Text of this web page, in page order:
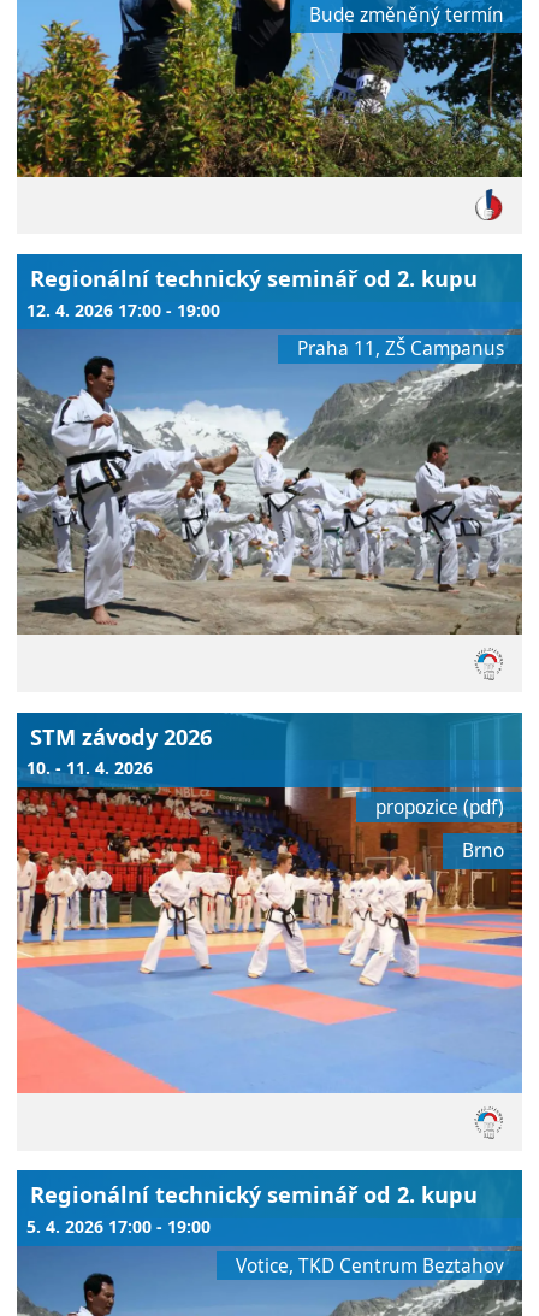
Bude změněný termín
Regionální technický seminář od 2. kupu
12. 4. 2026 17:00 - 19:00
Praha 11, ZŠ Campanus
STM závody 2026
10. - 11. 4. 2026
propozice (pdf)
Brno
Regionální technický seminář od 2. kupu
5. 4. 2026 17:00 - 19:00
Votice, TKD Centrum Beztahov